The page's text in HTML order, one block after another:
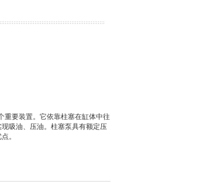
重要装置。它依靠柱塞在缸体中往
吸油、压油。柱塞泵具有额定压
。